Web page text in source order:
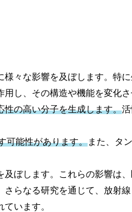
々な影響を及ぼします。特
し、その構造や機能を変化さ
性の高い分子を生成します。
可能性があります。また、タ
ぼします。これらの影響は
らなる研究を通じて、放射
います。